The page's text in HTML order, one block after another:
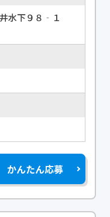
井水下９８‐１
かんたん応募